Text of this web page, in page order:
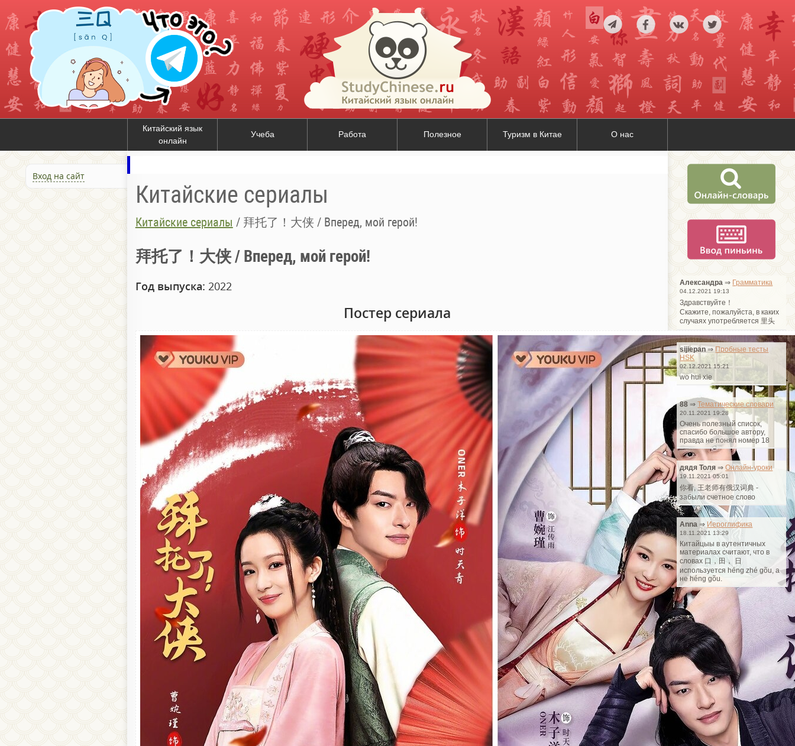
Китайский язык
онлайн
Учеба Работа Полезное Туризм в Китае О нас
Вход на сайт
Китайские сериалы
Китайские сериалы / 拜托了！大侠 / Вперед, мой герой!
拜托了！大侠 / Вперед, мой герой!
Год выпуска: 2022
Постер сериала
Александра ⇒ Грамматика
04.12.2021 19:13
Здравствуйте！
Cкажите, пожалуйста, в каких
случаях употребляется 里头
sijiepan ⇒Пробные тесты
HSK
02.12.2021 15:21
wo hui xie
88 ⇒Тематические словари
20.11.2021 19:28
Очень полезный список,
спасибо большое автору,
правда не понял номер 18
дядя Толя ⇒Онлайн-уроки
19.11.2021 05:01
你看, 王老师有俄汉词典 -
забыли счетное слово
Anna ⇒ Иероглифика
18.11.2021 13:29
Китайцыы в аутентичных
материалах считают, что в
словах 口，田， 日
используется héng zhé gõu, а
не héng gõu.